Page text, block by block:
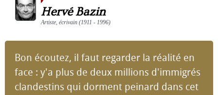
Hervé Bazin
Artiste, écrivain (1911 - 1996)
Bon écoutez, il faut regarder la réalité en
face : y'a plus de deux millions d'immigrés
clandestins qui dorment peinard dans cet